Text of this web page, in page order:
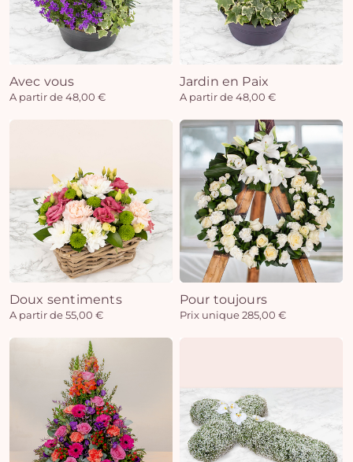
Avec vous
A partir de 48,00 €
Jardin en Paix
A partir de 48,00 €
Doux sentiments
A partir de 55,00 €
Pour toujours
Prix unique 285,00 €